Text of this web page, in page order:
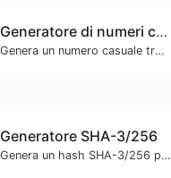
Generatore di numeri casuali
Genera un numero casuale tra un intervallo dato.
Generatore SHA-3/256
Genera un hash SHA-3/256 per qualsiasi input di stringa.